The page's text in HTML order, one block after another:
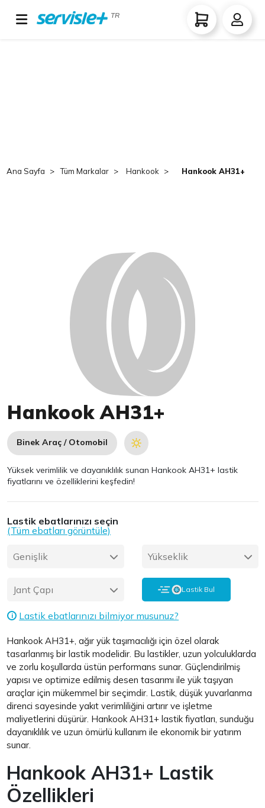
TR
Ana Sayfa Tüm Markalar Hankook Hankook AH31+
Hankook AH31+
Binek Araç / Otomobil
Yüksek verimlilik ve dayanıklılık sunan Hankook AH31+ lastik
fiyatlarını ve özelliklerini keşfedin!
Lastik ebatlarınızı seçin
(Tüm ebatları görüntüle)
Genişlik Yükseklik
Jant Çapı Lastik Bul
i Lastik ebatlarınızı bilmiyor musunuz?
Hankook AH31+, ağır yük taşımacılığı için özel olarak
tasarlanmış bir lastik modelidir. Bu lastikler, uzun yolculuklarda
ve zorlu koşullarda üstün performans sunar. Güçlendirilmiş
yapısı ve optimize edilmiş desen tasarımı ile yük taşıyan
araçlar için mükemmel bir seçimdir. Lastik, düşük yuvarlanma
direnci sayesinde yakıt verimliliğini artırır ve işletme
maliyetlerini düşürür. Hankook AH31+ lastik fiyatları, sunduğu
dayanıklılık ve uzun ömürlü kullanım ile ekonomik bir yatırım
sunar.
Hankook AH31+ Lastik
Özellikleri